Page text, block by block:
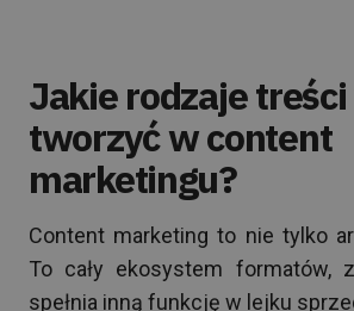
Jakie rodzaje
tworzyć w content
marketingu?
Content marketing to nie tylko
To cały ekosystem formatów,
spełnia inną funkcję w lejku